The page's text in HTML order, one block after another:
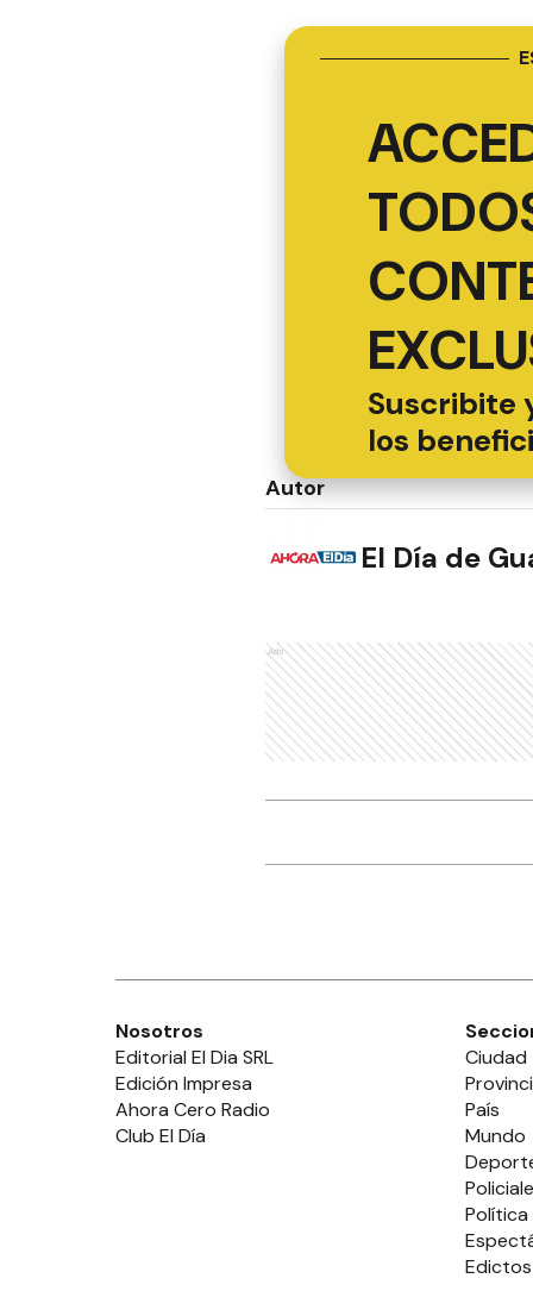
Suscribite
los
Autor
El Día de
Ads
Nosotros
Editorial El Dia SRL
Edición Impresa
Ahora Cero Radio
Club El Día
Ciudad
País
Mundo
Política
Edictos